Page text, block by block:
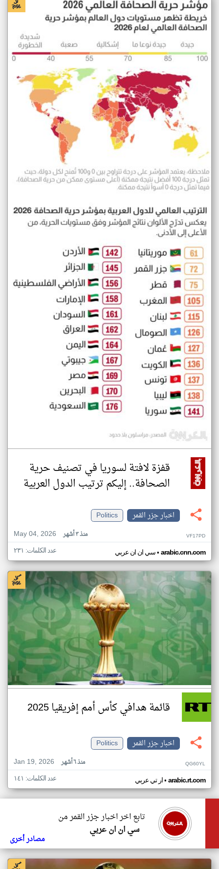
قفزة لافتة لسوريا في تصنيف حرية
الصحافة.. إليكم ترتيب الدول العربية
اخبار جزر القمر
Politics
May 04, 2026
منذ ٣ أشهر VF17PD
سي ان ان عربي• arabic.cnn.com عدد الكلمات: ٢٣١
قائمة هدافي كأس أمم إفريقيا 2025
اخبار جزر القمر
Politics
Jan 19, 2026
منذ ٦ أشهر QG60YL
ار تي عربي• arabic.rt.com عدد الكلمات: ١٤١
تابع اخر اخبار جزر القمر من
سي ان ان عربي
مصادر أخرى